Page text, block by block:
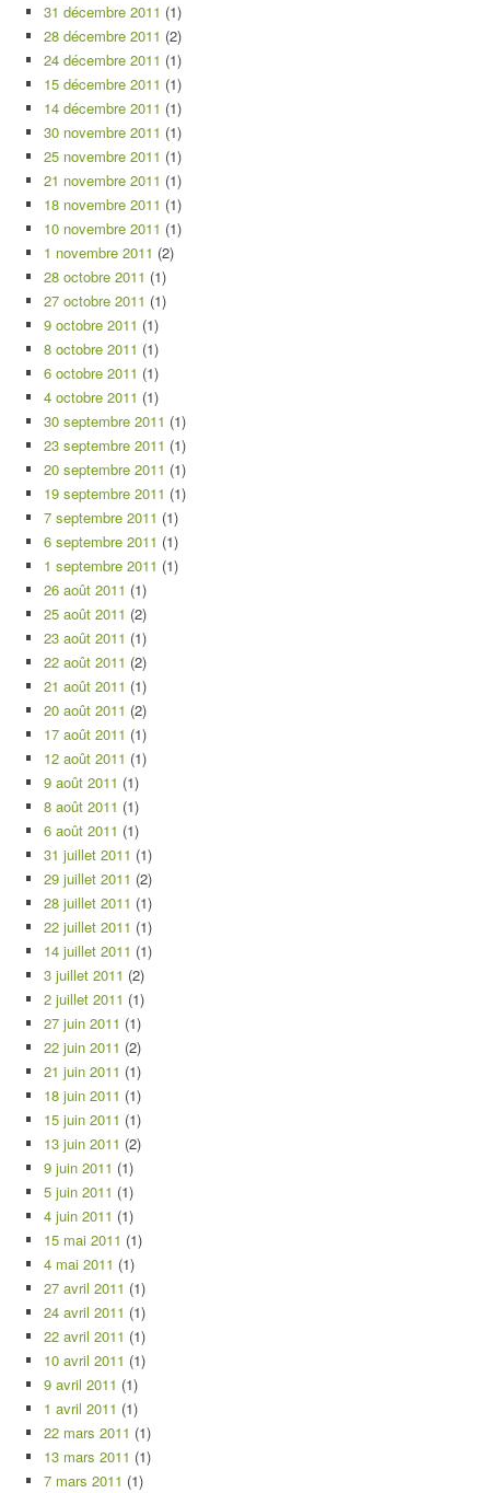
31 décembre 2011 (1)
28 décembre 2011 (2)
24 décembre 2011 (1)
15 décembre 2011 (1)
14 décembre 2011 (1)
30 novembre 2011 (1)
25 novembre 2011 (1)
21 novembre 2011 (1)
18 novembre 2011 (1)
10 novembre 2011 (1)
1 novembre 2011 (2)
28 octobre 2011 (1)
27 octobre 2011 (1)
9 octobre 2011 (1)
8 octobre 2011 (1)
6 octobre 2011 (1)
4 octobre 2011 (1)
30 septembre 2011 (1)
23 septembre 2011 (1)
20 septembre 2011 (1)
19 septembre 2011 (1)
7 septembre 2011 (1)
6 septembre 2011 (1)
1 septembre 2011 (1)
26 août 2011 (1)
25 août 2011 (2)
23 août 2011 (1)
22 août 2011 (2)
21 août 2011 (1)
20 août 2011 (2)
17 août 2011 (1)
12 août 2011 (1)
9 août 2011 (1)
8 août 2011 (1)
6 août 2011 (1)
31 juillet 2011 (1)
29 juillet 2011 (2)
28 juillet 2011 (1)
22 juillet 2011 (1)
14 juillet 2011 (1)
3 juillet 2011 (2)
2 juillet 2011 (1)
27 juin 2011 (1)
22 juin 2011 (2)
21 juin 2011 (1)
18 juin 2011 (1)
15 juin 2011 (1)
13 juin 2011 (2)
9 juin 2011 (1)
5 juin 2011 (1)
4 juin 2011 (1)
15 mai 2011 (1)
4 mai 2011 (1)
27 avril 2011 (1)
24 avril 2011 (1)
22 avril 2011 (1)
10 avril 2011 (1)
9 avril 2011 (1)
1 avril 2011 (1)
22 mars 2011 (1)
13 mars 2011 (1)
7 mars 2011 (1)